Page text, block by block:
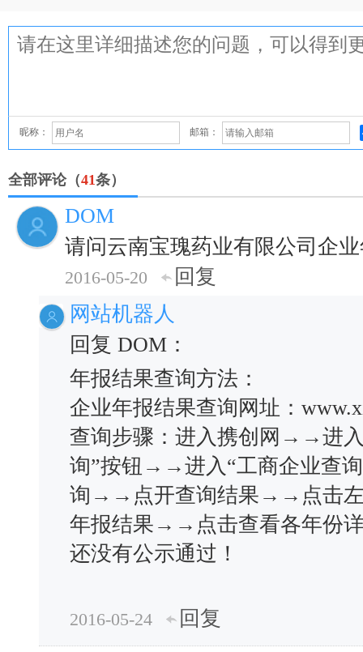
昵称： 邮箱：
全部评论（41条）
DOM
请问云南宝瑰药业有限公司企
2016-05-20
回复
网站机器人
回复 DOM：
年报结果查询方法：
企业年报结果查询网址：
查询步骤：进入携创网→→进
询”按钮→→进入“工商企业查
询→→点开查询结果→→点击
年报结果→→点击查看各年份
还没有公示通过！
2016-05-24
回复